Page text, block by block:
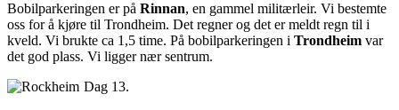
Bobilparkeringen er på Rinnan, en gammel militærleir. Vi bestemte
oss for å kjøre til Trondheim. Det regner og det er meldt regn til i
kveld. Vi brukte ca 1,5 time. På bobilparkeringen i Trondheim var
det god plass. Vi ligger nær sentrum.
Dag 13.